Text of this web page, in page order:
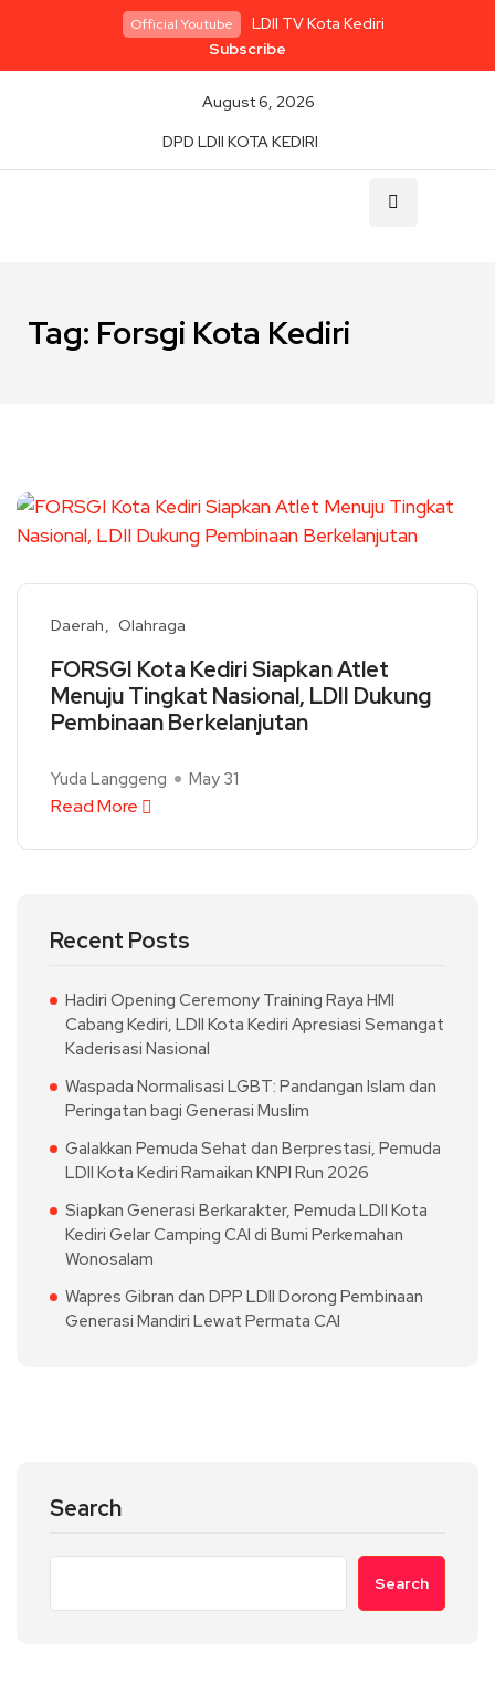
Official Youtube
LDII TV Kota Kediri
Subscribe
August 6, 2026
DPD LDII KOTA KEDIRI
Tag: Forsgi Kota Kediri
Daerah Olahraga
FORSGI Kota Kediri Siapkan Atlet
Menuju Tingkat Nasional, LDII Dukung
Pembinaan Berkelanjutan
Yuda Langgeng May 31
Read More
Recent Posts
Hadiri Opening Ceremony Training Raya HMI
Cabang Kediri, LDII Kota Kediri Apresiasi Semangat
Kaderisasi Nasional
Waspada Normalisasi LGBT: Pandangan Islam dan
Peringatan bagi Generasi Muslim
Galakkan Pemuda Sehat dan Berprestasi, Pemuda
LDII Kota Kediri Ramaikan KNPI Run 2026
Siapkan Generasi Berkarakter, Pemuda LDII Kota
Kediri Gelar Camping CAI di Bumi Perkemahan
Wonosalam
Wapres Gibran dan DPP LDII Dorong Pembinaan
Generasi Mandiri Lewat Permata CAI
Search
Search